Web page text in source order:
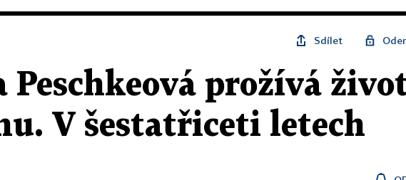
Sdílet
Peschkeová prožívá
V šestatřiceti letech